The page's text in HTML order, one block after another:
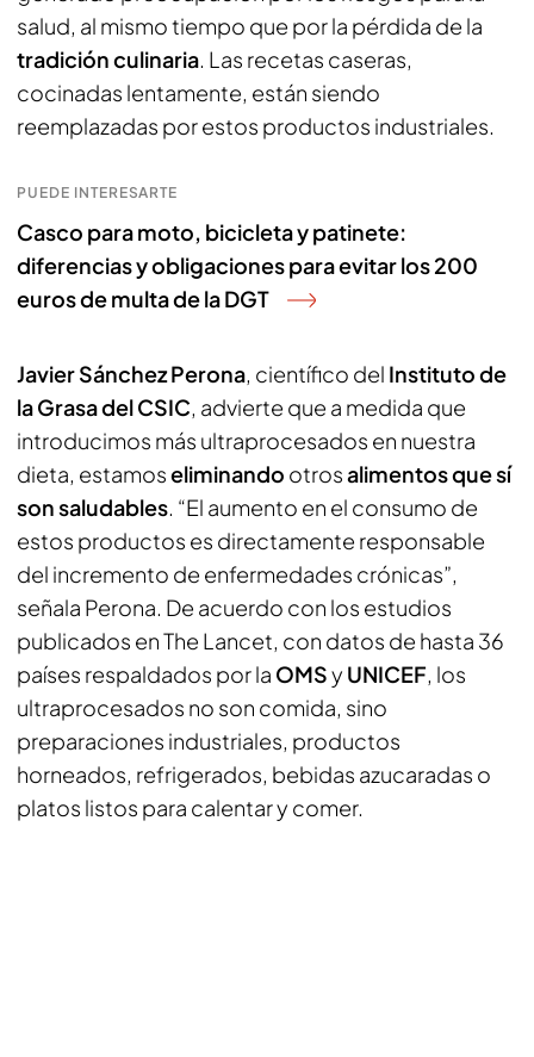
salud, al mismo tiempo que por la pérdida de la
tradición culinaria. Las recetas caseras,
cocinadas lentamente, están siendo
reemplazadas por estos productos industriales.
PUEDE INTERESARTE
Casco para moto, bicicleta y patinete:
diferencias y obligaciones para evitar los 200
euros de multa de la DGT
Javier Sánchez Perona, científico del Instituto de
la Grasa del CSIC, advierte que a medida que
introducimos más ultraprocesados en nuestra
dieta, estamoseliminando otrosalimentos que sí
son saludables. “El aumento en el consumo de
estos productos es directamente responsable
del incremento de enfermedades crónicas”,
señala Perona. De acuerdo con los estudios
publicados en The Lancet, con datos de hasta 36
países respaldados por la OMSy UNICEF, los
ultraprocesados no son comida, sino
preparaciones industriales, productos
horneados, refrigerados, bebidas azucaradas o
platos listos para calentar y comer.